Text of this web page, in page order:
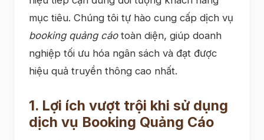
mục tiêu. Chúng tôi tự hào cung cấp dịch vụ
booking quảng cáotoàn diện, giúp doanh
nghiệp tối ưu hóa ngân sách và đạt được
hiệu quả truyền thông cao nhất.
1. Lợi ích vượt trội khi sử dụng
dịch vụ Booking Quảng Cáo